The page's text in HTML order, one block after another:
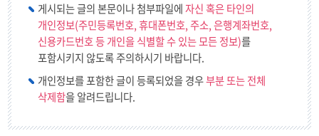
게시되는 글의 본문이나 첨부파일에자신 혹은 타인의
개인정보(주민등록번호, 휴대폰번호, 주소, 은행계좌번호,
신용카드번호 등 개인을 식별할 수 있는 모든 정보)를
포함시키지 않도록 주의하시기 바랍니다.
개인정보를 포함한 글이 등록되었을 경우부분 또는 전체
삭제함을 알려드립니다.